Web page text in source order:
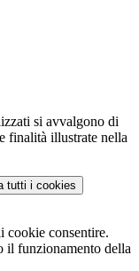
si avvalgono di
finalità illustrate nella
tutti i cookies
cookie consentire.
il funzionamento della